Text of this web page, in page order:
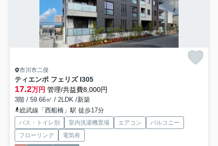
市川市二俣
ティエンポ フェリズ I305
17.2万円 管理/共益費8,000円
3階 / 59.66㎡ / 2LDK /新築
総武線「西船橋」駅 徒歩17分
バス・トイレ別 室内洗濯機置場 エアコン
バルコニー
フローリング
電気有